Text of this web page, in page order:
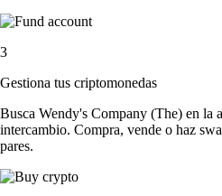
3
Gestiona tus criptomonedas
Busca Wendy's Company (The) en la
intercambio. Compra, vende o haz
pares.